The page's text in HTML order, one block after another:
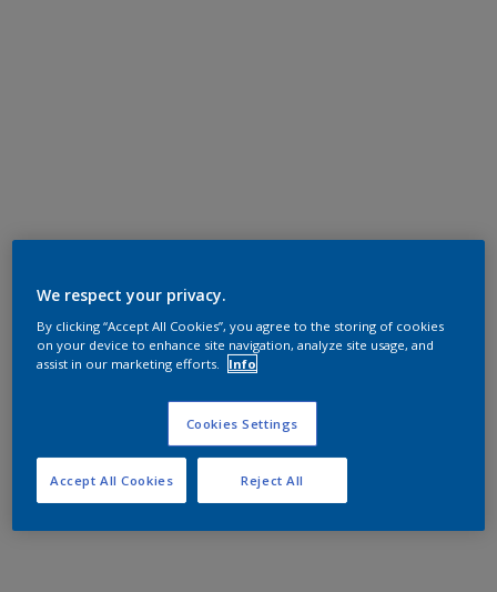
We respect your privacy.
By clicking “Accept All Cookies”, you agree to the storing of cookies
on your device to enhance site navigation, analyze site usage, and
assist in our marketing efforts.
Info
Cookies Settings
Reject All
Accept All Cookies